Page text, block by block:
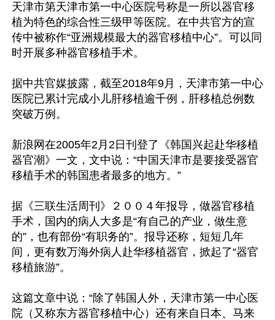
天津市第天津市第一中心医院号称是一所以器官移
植为特色的综合性三级甲等医院。在中共官方的宣
传中被称作“亚洲规模最大的器官移植中心”。可以同
时开展多种器官移植手术。
据中共官媒披露，截至2018年9月，天津市第一中心
医院已累计完成小儿肝移植逾千例，肝移植总例数
突破万例。
新浪网在2005年2月2日刊登了《韩国兴起赴华移植
器官潮》一文，文中说：“中国天津市是要接受器官
移植手术的韩国患者最多的地方。”
据《三联生活周刊》２００４年报导，做器官移植
手术，国内的病人大多是“有自己的产业，做生意
的”，也有部份“有职务的”。报导还称，短短几年
间，更有数万海外病人赴华移植器官，掀起了“器官
移植旅游”。
这篇文章中说：“除了韩国人外，天津市第一中心医
院（又称东方器官移植中心）还有来自日本、马来